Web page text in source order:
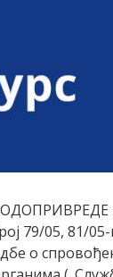
на
79/05, 81/05-
о